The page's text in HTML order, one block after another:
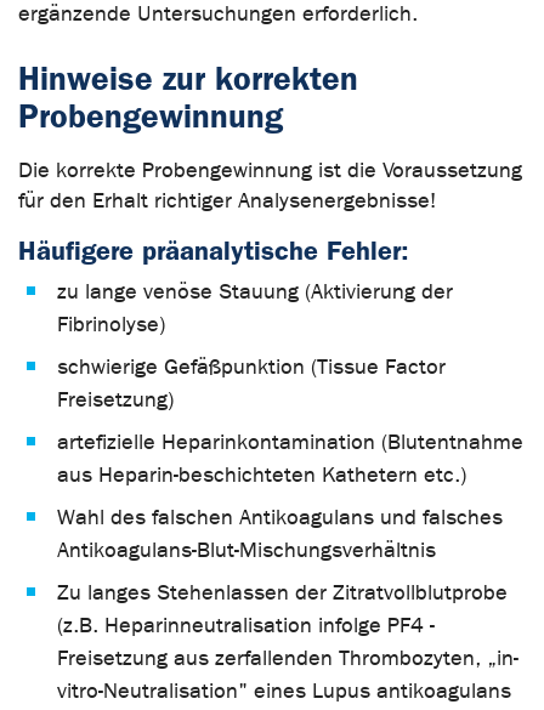
ergänzende Untersuchungen erforderlich.
Hinweise zur korrekten
Probengewinnung
Die korrekte Probengewinnung ist die Voraussetzung
für den Erhalt richtiger Analysenergebnisse!
Häufigere präanalytische Fehler:
zu lange venöse Stauung (Aktivierung der
Fibrinolyse)
schwierige Gefäßpunktion (Tissue Factor
Freisetzung)
artefizielle Heparinkontamination (Blutentnahme
aus Heparin-beschichteten Kathetern etc.)
Wahl des falschen Antikoagulans und falsches
Antikoagulans-Blut-Mischungsverhältnis
Zu langes Stehenlassen der Zitratvollblutprobe
(z.B. Heparinneutralisation infolge PF4 -
Freisetzung aus zerfallenden Thrombozyten, „in-
vitro-Neutralisation" eines Lupus antikoagulans